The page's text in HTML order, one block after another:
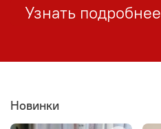
Узнать подробнее
Новинки